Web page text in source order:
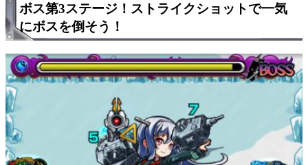
ボス第3ステージ！ストライクショットで一気
にボスを倒そう！